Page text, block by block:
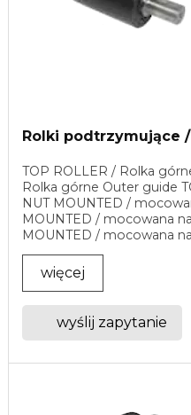
Rolki podtrzymujące
TOP ROLLER / Rolka
Rolka górne Outer guide
NUT MOUNTED /
MOUNTED / mocowana
MOUNTED / mocowana
/ mocowana na wałek ...
więcej
wyślij zapytanie